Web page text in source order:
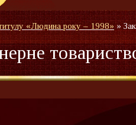
«Людина року – 1998» »